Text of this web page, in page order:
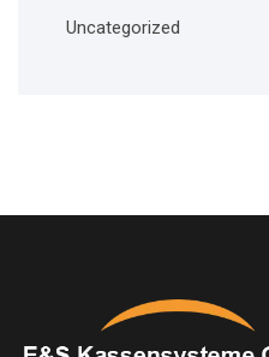
Uncategorized